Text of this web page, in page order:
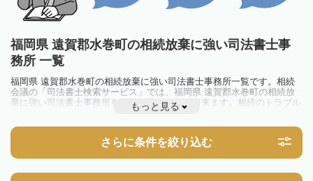
福岡県 遠賀郡水巻町の相続放棄に強い司法書士事
務所 一覧
福岡県 遠賀郡水巻町の相続放棄に強い司法書士事務所一覧です。相続
会議の「司法書士検索サービス」では、福岡県 遠賀郡水巻町の相続放
棄に強い司法書士事務所を一覧で見ることが出来ます。相続のトラブル
やお悩みを抱えている方は一度近隣の司法書士に相談してみましょう。
もっと見る
さらに条件を絞り込む